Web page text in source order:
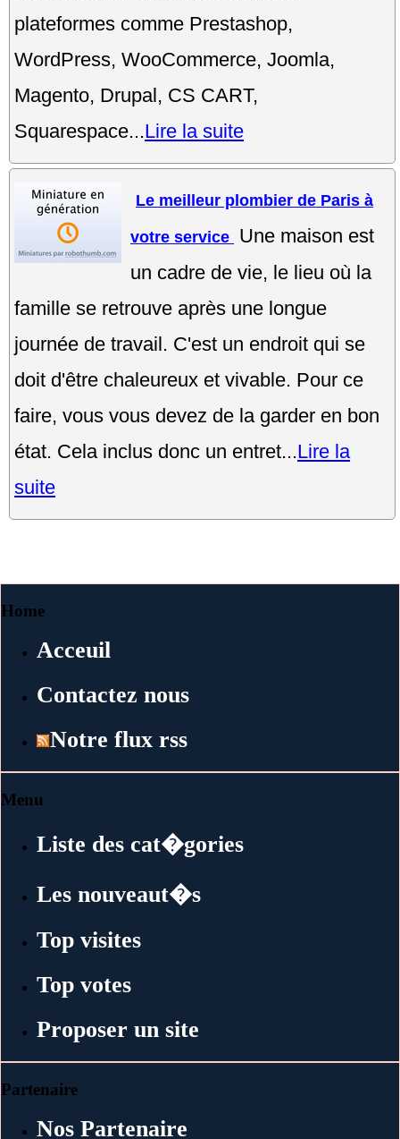
plateformes comme Prestashop,
WordPress, WooCommerce, Joomla,
Magento, Drupal, CS CART,
Squarespace...Lire la suite
Le meilleur plombier de Paris à
votre service Une maison est
un cadre de vie, le lieu où la
famille se retrouve après une longue
journée de travail. C'est un endroit qui se
doit d'être chaleureux et vivable. Pour ce
faire, vous vous devez de la garder en bon
état. Cela inclus donc un entret...Lire la
suite
Home
Acceuil
Contactez nous
Notre flux rss
Menu
Liste des cat�gories
Les nouveaut�s
Top visites
Top votes
Proposer un site
Partenaire
Nos Partenaire